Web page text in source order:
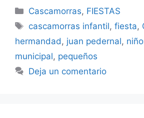
Categorías
Cascamorras, FIESTAS
Etiquetas
cascamorras infantil,fiesta,
hermandad , juan pedernal,
municipal, pequeños
Deja un comentario